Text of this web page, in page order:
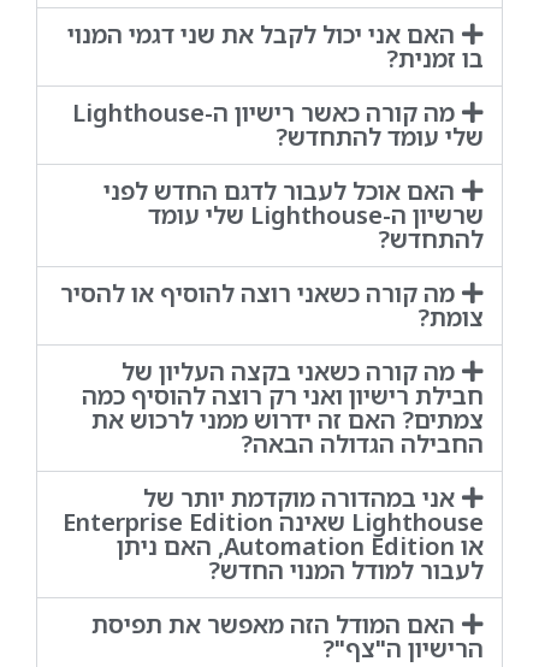
האם אני יכול לקבל את שני דגמי המנוי
בו זמנית?
מה קורה כאשר רישיון ה-Lighthouse
שלי עומד להתחדש?
האם אוכל לעבור לדגם החדש לפני
שרשיון ה-Lighthouse שלי עומד
להתחדש?
מה קורה כשאני רוצה להוסיף או להסיר
צומת?
מה קורה כשאני בקצה העליון של
חבילת רישיון ואני רק רוצה להוסיף כמה
צמתים? האם זה ידרוש ממני לרכוש את
החבילה הגדולה הבאה?
אני במהדורה מוקדמת יותר של
Lighthouse שאינה Enterprise Edition
או Automation Edition, האם ניתן
לעבור למודל המנוי החדש?
האם המודל הזה מאפשר את תפיסת
הרישיון ה"צף"?